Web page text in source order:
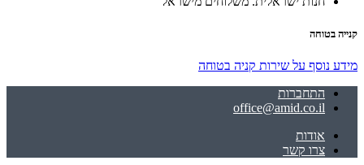
קנייה בטוחה
מידע נוסף על שירות קניה בטוחה
התחברות
office@amid.co.il
אודות
צרו קשר